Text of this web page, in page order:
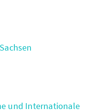
und Internationale